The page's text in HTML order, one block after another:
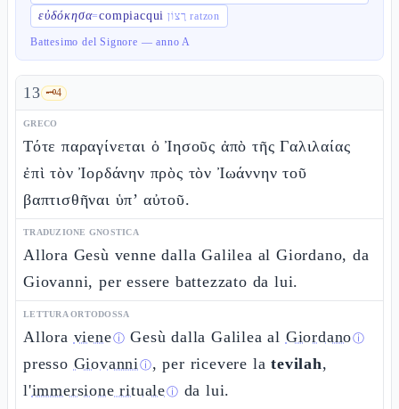
εὐδόκησα=compiacqui רָצוֹן ratzon
Battesimo del Signore — anno A
13 🗝️4
GRECO
Τότε παραγίνεται ὁ Ἰησοῦς ἀπὸ τῆς Γαλιλαίας
ἐπὶ τὸν Ἰορδάνην πρὸς τὸν Ἰωάννην τοῦ
βαπτισθῆναι ὑπ’ αὐτοῦ.
TRADUZIONE GNOSTICA
Allora Gesù venne dalla Galilea al Giordano, da
Giovanni, per essere battezzato da lui.
LETTURA ORTODOSSA
Allora vieneⓘ Gesù dalla Galilea al Giordanoⓘ
presso Giovanniⓘ, per ricevere latevilah,
l'immersione ritualeⓘ da lui.